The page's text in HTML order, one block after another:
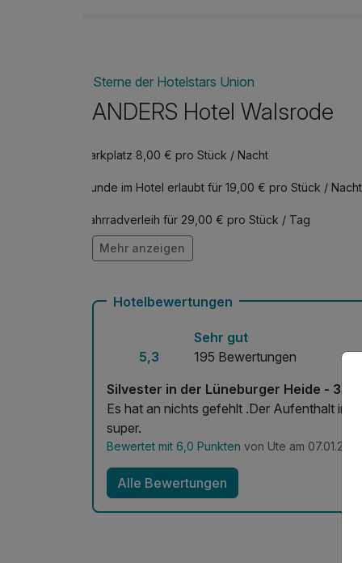
Blumenstrauß nach Ihrer Wahl
Cocktail und romantisches Dinner
Eintritt in den Heide Park Soltau (ab
pro Aufenthalt (1 Tag/e)
Eintritt in den Serengeti-Park
pro Stück (1 Tag/e)
Eintritt in den Serengeti-Park (Kinder
pro Stück (1 Tag/e)
Eintritt in den Serengeti-Park (Kinder
Sterne der Hotelstars Union
ANDERS Hotel Walsrode
Parkplatz 8,00 € pro Stück / Nacht
Hunde im Hotel erlaubt für 19,00 € pro Stück / Nacht
Fahrradverleih für 29,00 € pro Stück / Tag
Zimmerservice verfügbar
Mehr anzeigen
Hotelbewertungen
5,3
Sehr gut
195 Bewertungen
Silvester in der Lüneburger Heide - 3
Es hat an nichts gefehlt .Der Aufenthalt in
super.
Bewertet mit 6,0 Punkten von Ute am 07.01.2026
Alle Bewertungen